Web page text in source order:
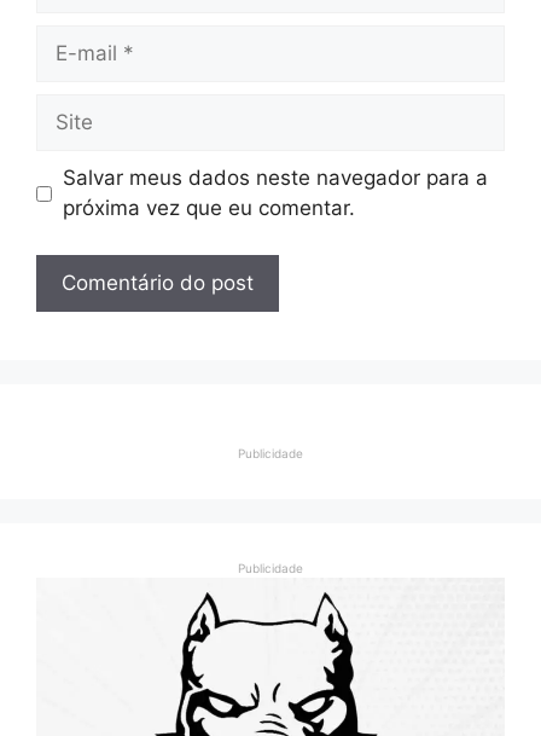
Site
Salvar meus dados neste navegador para a
próxima vez que eu comentar.
Publicidade
Publicidade